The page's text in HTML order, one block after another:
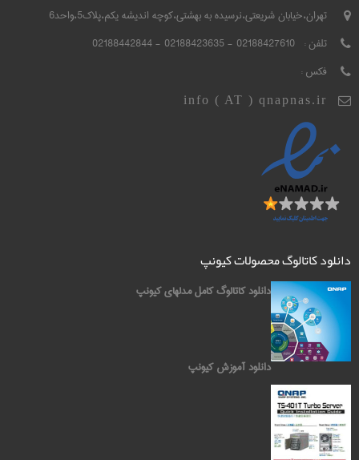
تهران،خیابان شریعتی،نرسیده به بهشتی،کوچه اندیشه یکم،پلاک5،واحد6
تلفن : 02188427610 - 02188423635 - 02188442844
فکس :
info ( AT ) qnapnas.ir
دانلود کاتالوگ محصولات کیونپ
دانلود کاتالوگ کامل مدلهای کیونپ
دانلود آموزش کیونپ
کیونپ QNAP